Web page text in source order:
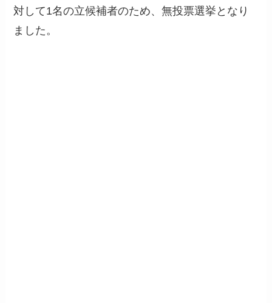
対して1名の立候補者のため、無投票選挙となり
ました。